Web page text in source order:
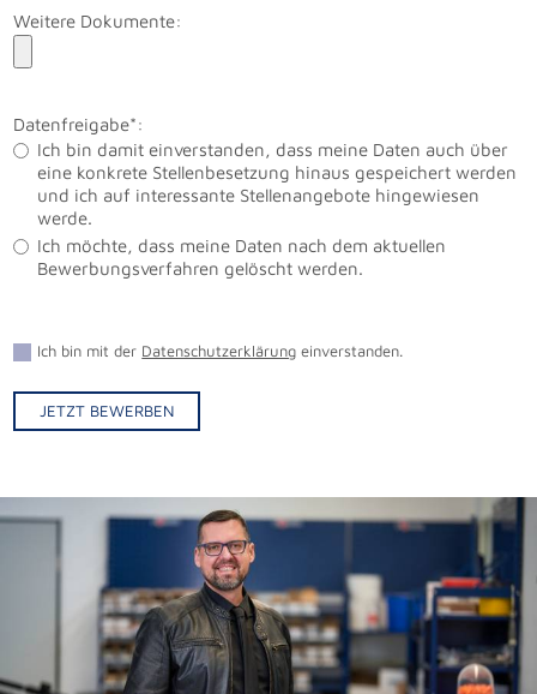
Weitere Dokumente:
Datenfreigabe*:
Ich bin damit einverstanden, dass meine Daten auch über
eine konkrete Stellenbesetzung hinaus gespeichert werden
und ich auf interessante Stellenangebote hingewiesen
werde.
Ich möchte, dass meine Daten nach dem aktuellen
Bewerbungsverfahren gelöscht werden.
Ich bin mit der Datenschutzerklärung einverstanden.
JETZT BEWERBEN